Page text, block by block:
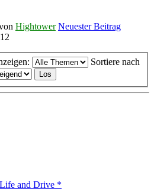
Hightower Neuester Beitrag
Sortiere nach
and Drive *